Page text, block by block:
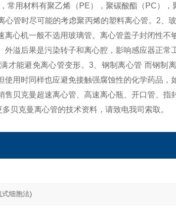
常用材料有聚乙烯（PE），聚碳酸酯（PC）
心管时尽可能的考虑聚丙烯的塑料离心管。2、
离心机一般不选用玻璃管。离心管盖子封闭性不
外溢后果是污染转子和离心腔，影响感应器正常
才能避免离心管变形。3、钢制离心管 而钢制
使用时同样也应避免接触强腐蚀性的化学药品，
贝克曼超速离心管、高速离心瓶、开口管、指
贝克曼离心管的技术资料，请致电我司索取。